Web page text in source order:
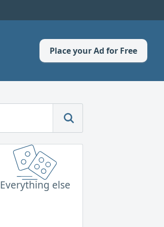
Place your Ad for Free
Everything else